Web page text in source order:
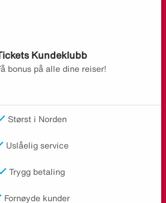
Kundeklubb
bonus på alle dine reiser!
Størst i Norden
Uslåelig service
Trygg betaling
Fornøyde kunder